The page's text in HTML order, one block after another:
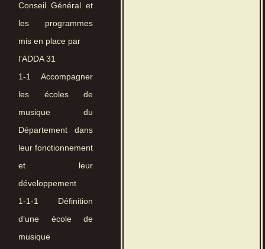
Conseil Général et
les programmes
mis en place par
l’ADDA 31
1-1 Accompagner
les écoles de
musique du
Département dans
leur fonctionnement
et leur
développement
1-1-1 Définition
d’une école de
musique